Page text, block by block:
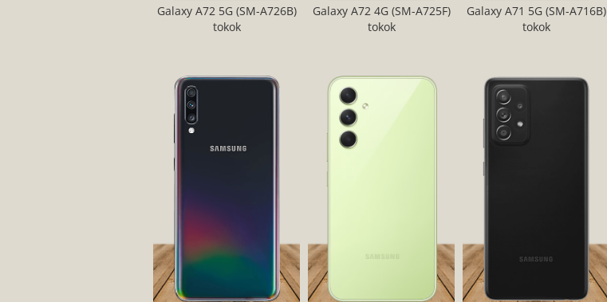
Galaxy A72 5G (SM-A726B)
tokok
Galaxy A72 4G (SM-A725F)
tokok
Galaxy A71 5G (SM-A716B)
tokok